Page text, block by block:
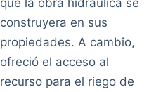
construyera en sus
propiedades. A cambio,
ofreció el acceso al
recurso para el riego de